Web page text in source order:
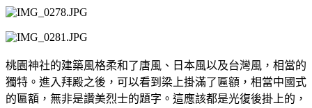
桃園神社的建築風格柔和了唐風、日本風以及台灣風，相當的
獨特。進入拜殿之後，可以看到梁上掛滿了匾額，相當中國式
的匾額，無非是讚美烈士的題字。這應該都是光復後掛上的，